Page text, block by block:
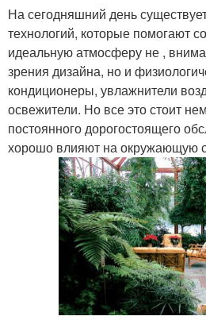
На сегодняшний день
технологий, которые помогают
идеальную атмосферу не ,
зрения дизайна, но и
кондиционеры, увлажнители
освежители. Но все это стоит
постоянного дорогостоящего
хорошо влияют на окружающую